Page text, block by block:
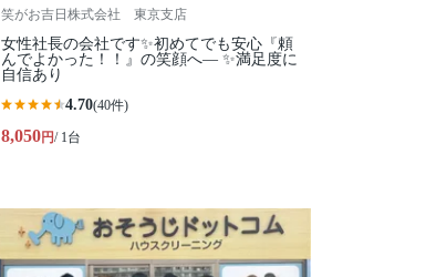
笑がお吉日株式会社 東京支店
女性社長の会社です✨初めてでも安心『頼
んでよかった！！』の笑顔へ— ✨満足度に
自信あり
4.70(40件)
8,050円/ 1台